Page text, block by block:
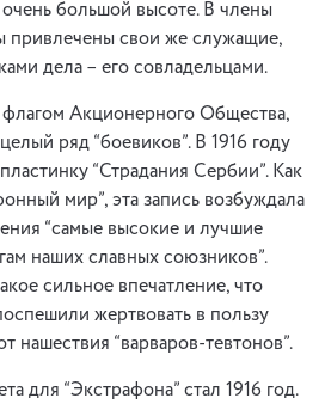
большой высоте. В члены
привлечены свои же служащие,
дела – его совладельцами.
флагом Акционерного Общества,
ряд “боевиков”. В 1916 году
“Страдания Сербии”. Как
мир”, эта запись возбуждала
“самые высокие и лучшие
наших славных союзников”.
сильное впечатление, что
жертвовать в пользу
нашествия “варваров-тевтонов”.
для “Экстрафона” стал 1916 год.